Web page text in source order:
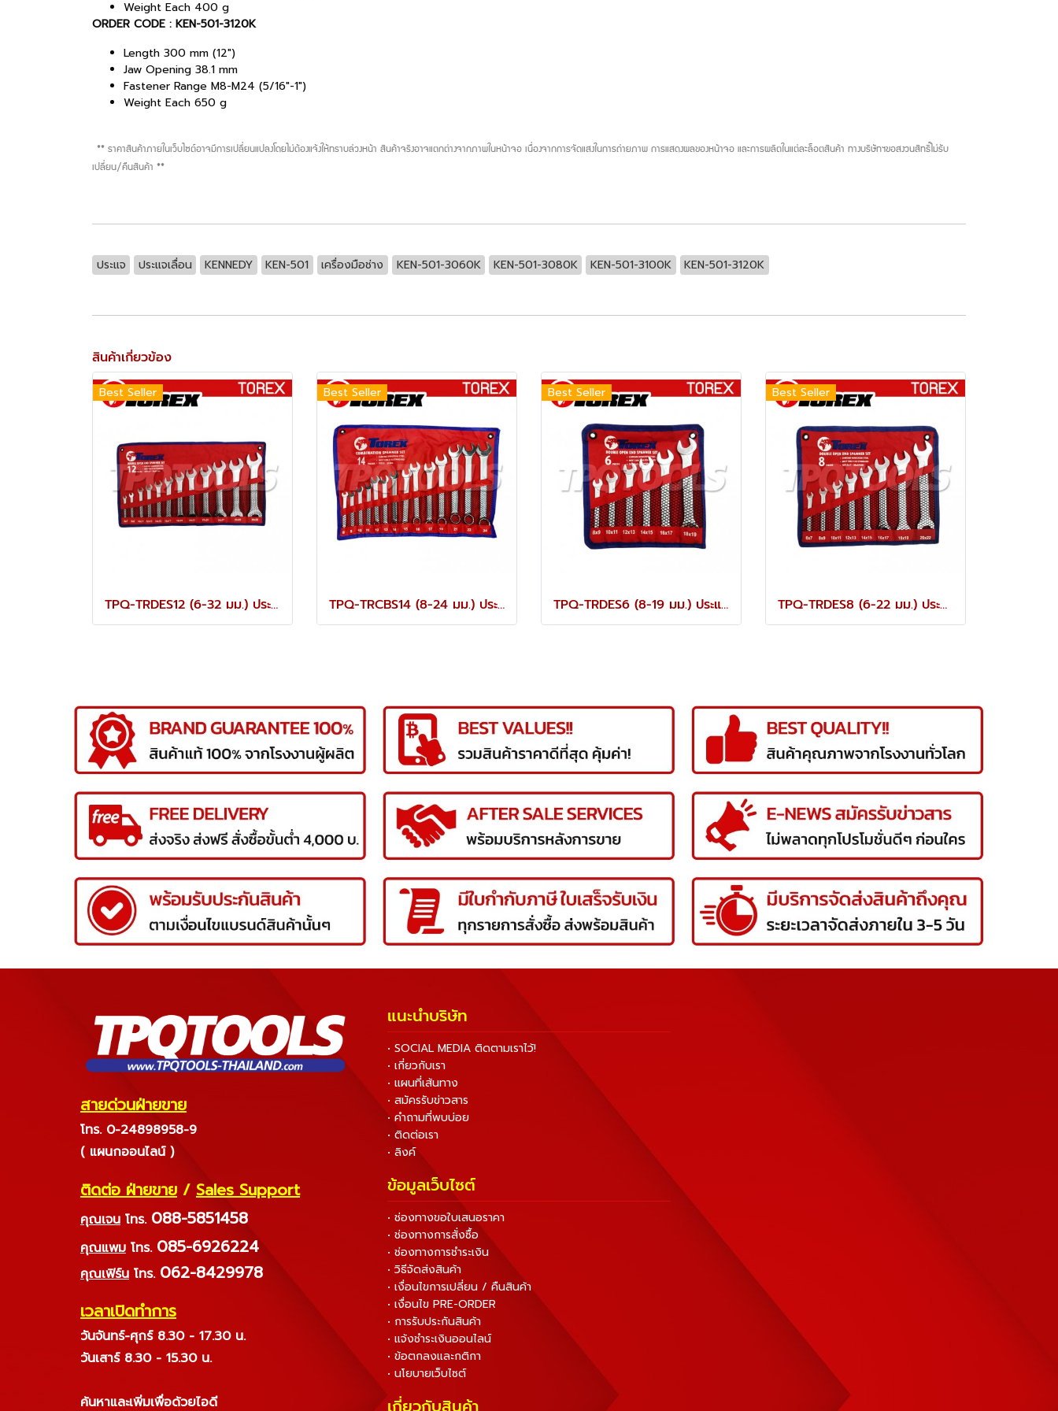
Weight Each 400 g
ORDER CODE : KEN-501-3120K
Length 300 mm (12")
Jaw Opening 38.1 mm
Fastener Range M8-M24 (5/16"-1")
Weight Each 650 g
** ราคาสินค้าภายในเว็บไซต์อาจมีการเปลี่ยนแปลงโดยไม่ต้องแจ้งให้ทราบล่วงหน้า สินค้าจริงอาจแตกต่างจากภาพในหน้าจอ เนื่องจากการจัดแสงในการถ่ายภาพ การแสดงผลของหน้าจอ และการผลิตในแต่ละล็อตสินค้า ทางบริษัทฯขอสงวนสิทธิ์ไม่รับ
เปลี่ยน/คืนสินค้า **
ประแจ ประแจเลื่อน KENNEDY KEN-501 เครื่องมือช่าง KEN-501-3060K KEN-501-3080K KEN-501-3100K KEN-501-3120K
สินค้าเกี่ยวข้อง
Best Seller
TPQ-TRDES12 (6-32 มม.) ประแจปากตายชุด 12 ตัว TOREX
Best Seller
TPQ-TRCBS14 (8-24 มม.) ประแจแหวนข้างปากตายชุด 14 ตัว TOREX
Best Seller
TPQ-TRDES6 (8-19 มม.) ประแจปากตายชุด 6 ตัว TOREX
Best Seller
TPQ-TRDES8 (6-22 มม.) ประแจปากตายชุด 8 ตัว TOREX
สายด่วนฝ่ายขาย
โทร. 0-24898958-9
( แผนกออนไลน์ )
ติดต่อ ฝ่ายขาย / Sales Support
คุณเจน โทร. 088-5851458
คุณแพม โทร. 085-6926224
คุณเฟิร์น โทร. 062-8429978
เวลาเปิดทำการ
วันจันทร์-ศุกร์ 8.30 - 17.30 น.
วันเสาร์ 8.30 - 15.30 น.
ค้นหาและเพิ่มเพื่อด้วยไอดี
แนะนำบริษัท
• SOCIAL MEDIA ติดตามเราไว้!
• เกี่ยวกับเรา
• แผนที่เส้นทาง
• สมัครรับข่าวสาร
• คำถามที่พบบ่อย
• ติดต่อเรา
• ลิงค์
ข้อมูลเว็บไซต์
• ช่องทางขอใบเสนอราคา
• ช่องทางการสั่งซื้อ
• ช่องทางการชำระเงิน
• วิธีจัดส่งสินค้า
• เงื่อนไขการเปลี่ยน / คืนสินค้า
• เงื่อนไข PRE-ORDER
• การรับประกันสินค้า
• แจ้งชำระเงินออนไลน์
• ข้อตกลงและกติกา
• นโยบายเว็บไซต์
เกี่ยวกับสินค้า